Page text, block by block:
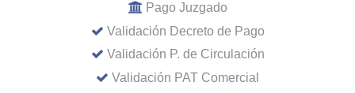
Pago Juzgado
Validación Decreto de Pago
Validación P. de Circulación
Validación PAT Comercial